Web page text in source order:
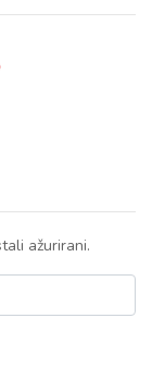
ažurirani.